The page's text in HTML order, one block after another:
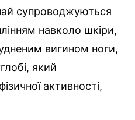
супроводжуються
навколо шкіри,
вигином ноги,
який
активності,